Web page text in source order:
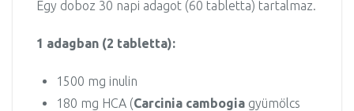
Egy doboz 30 napi adagot (60 tabletta) tartalmaz.
1 adagban (2 tabletta):
1500 mg inulin
180 mg HCA (Carcinia cambogia gyümölcs